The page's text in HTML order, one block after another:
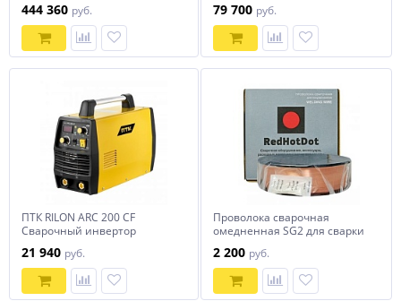
444 360 руб. 79 700 руб.
ПТК RILON ARC 200 CF
Сварочный инвертор
21 940 руб.
Проволока сварочная
омедненная SG2 для сварки
2 200 руб.